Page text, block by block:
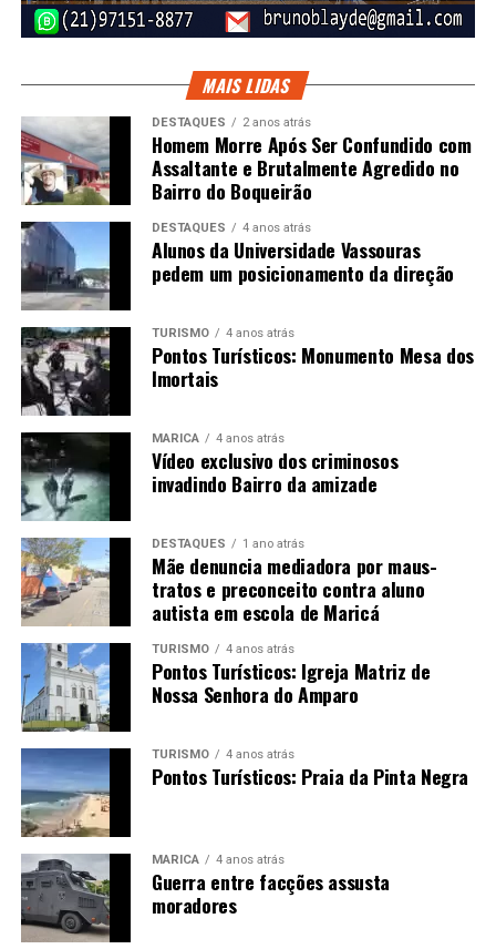
MAIS LIDAS
DESTAQUES 2 anos atrás
Homem Morre Após Ser Confundido com
Assaltante e Brutalmente Agredido no
Bairro do Boqueirão
DESTAQUES 4 anos atrás
Alunos da Universidade Vassouras
pedem um posicionamento da direção
TURISMO 4 anos atrás
Pontos Turísticos: Monumento Mesa dos
Imortais
MARICÁ 4 anos atrás
Vídeo exclusivo dos criminosos
invadindo Bairro da amizade
DESTAQUES 1 ano atrás
Mãe denuncia mediadora por maus-
tratos e preconceito contra aluno
autista em escola de Maricá
TURISMO 4 anos atrás
Pontos Turísticos: Igreja Matriz de
Nossa Senhora do Amparo
TURISMO 4 anos atrás
Pontos Turísticos: Praia da Pinta Negra
MARICÁ 4 anos atrás
Guerra entre facções assusta
moradores